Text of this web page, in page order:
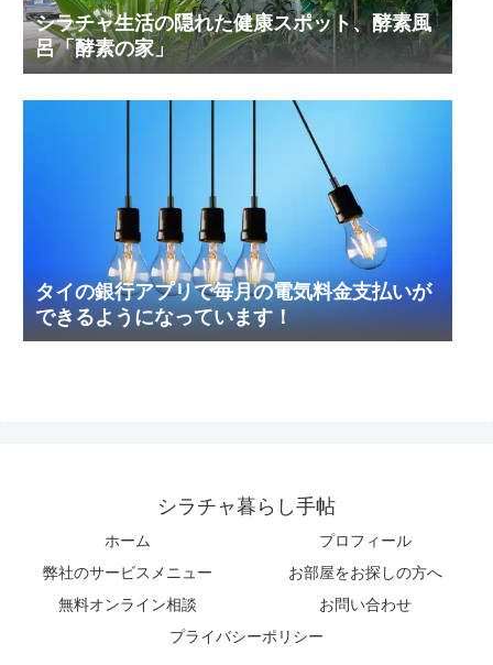
シラチャ生活の隠れた健康スポット、酵素風
呂「酵素の家」
タイの銀行アプリで毎月の電気料金支払いが
できるようになっています！
シラチャ暮らし手帖
ホーム
プロフィール
弊社のサービスメニュー
お部屋をお探しの方へ
無料オンライン相談
お問い合わせ
プライバシーポリシー